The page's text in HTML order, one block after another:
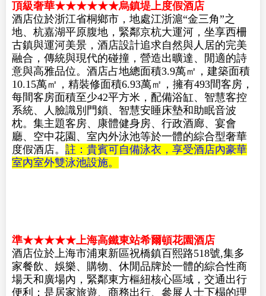
頂級奢華★★★★★★烏鎮堤上度假酒店
酒店位於浙江省桐鄉市，地處江浙滬“金三角”之
地、杭嘉湖平原腹地，緊鄰京杭大運河，坐享西柵
古鎮與運河美景，酒店設計追求自然與人居的完美
融合，傳統與現代的碰撞，營造出曠達、閒適的詩
枕。集主題客房、康體健身房、行政酒廊、宴會
廳、空中花園、室內外泳池等於一體的綜合型奢華
度假酒店。註：貴賓可自備泳衣，享受酒店內豪華
室內室外雙泳池設施。